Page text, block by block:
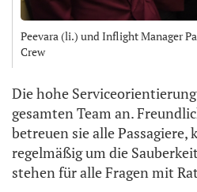
Peevara (li.) und Inflight Manager
Crew
Die hohe
gesamten Team an.
betreuen sie alle Passagiere,
regelmäßig um die
stehen für alle Fragen mit